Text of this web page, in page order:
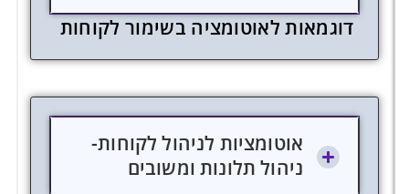
דוגמאות לאוטומציה בשימור לקוחות
אוטומציות לניהול לקוחות-
ניהול תלונות ומשובים